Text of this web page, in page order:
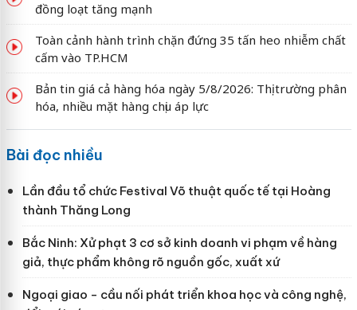
đồng loạt tăng mạnh
Toàn cảnh hành trình chặn đứng 35 tấn heo nhiễm chất
cấm vào TP.HCM
Bản tin giá cả hàng hóa ngày 5/8/2026: Thị trường phân
hóa, nhiều mặt hàng chịu áp lực
Bài đọc nhiều
Lần đầu tổ chức Festival Võ thuật quốc tế tại Hoàng
thành Thăng Long
Bắc Ninh: Xử phạt 3 cơ sở kinh doanh vi phạm về hàng
giả, thực phẩm không rõ nguồn gốc, xuất xứ
Ngoại giao - cầu nối phát triển khoa học và công nghệ,